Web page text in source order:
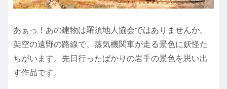
あぁっ！あの建物は羅須地人協会ではありませんか。
架空の遠野の路線で、蒸気機関車が走る景色に妖怪た
ちがいます。先日行ったばかりの岩手の景色を思い出
す作品です。